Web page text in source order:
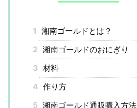
1 湘南ゴールドとは？
2 湘南ゴールドのおにぎり
3 材料
4 作り方
5 湘南ゴールド通販購入方法